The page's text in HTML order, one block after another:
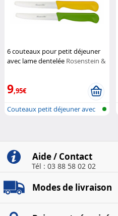
6 couteaux pour petit déjeuner
avec lame dentelée Rosenstein &
9,95€
Couteaux petit déjeuner avec
Aide / Contact
Tél : 03 88 58 02 02
Modes de livraison